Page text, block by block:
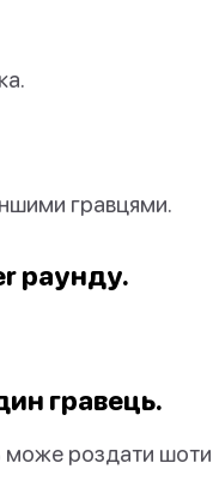
гравцями.
раунду.
гравець.
може роздати шоти